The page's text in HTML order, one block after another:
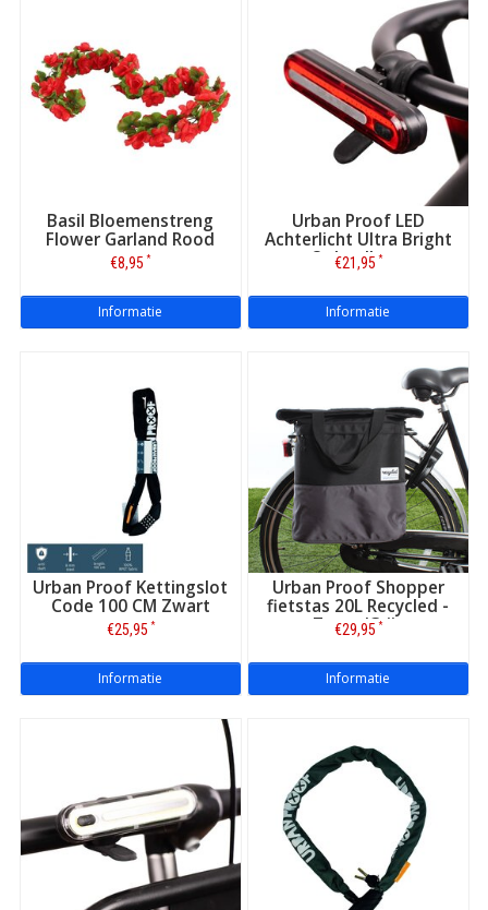
Basil Bloemenstreng
Flower Garland Rood
€8,95 *
Informatie
Urban Proof LED
Achterlicht Ultra Bright
Oplaadbaar
€21,95 *
Informatie
Urban Proof Kettingslot
Code 100 CM Zwart
€25,95 *
Informatie
Urban Proof Shopper
fietstas 20L Recycled -
Zwart/Grijs
€29,95 *
Informatie